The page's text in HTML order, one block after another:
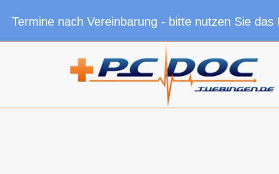
Termine nach Vereinbarung - bitte nutzen Sie das